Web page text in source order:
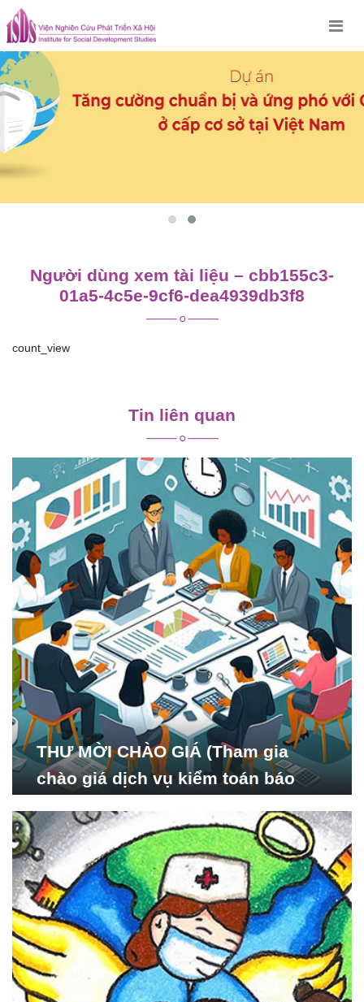
Skip
to
content
Người dùng xem tài liệu – cbb155c3-
01a5-4c5e-9cf6-dea4939db3f8
count_view
viết
Tin liên quan
THƯ MỜI CHÀO GIÁ (Tham gia
chào giá dịch vụ kiểm toán báo
Nghiên cứu Phát triển Xã
hội_ISDS)